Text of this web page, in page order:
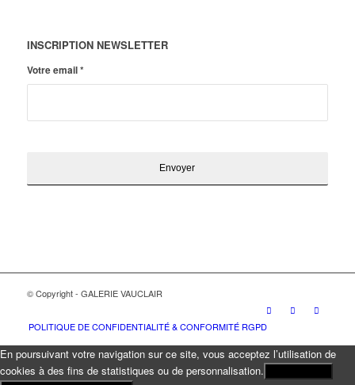
INSCRIPTION NEWSLETTER
Votre email*
© Copyright - GALERIE VAUCLAIR
POLITIQUE DE CONFIDENTIALITÉ & CONFORMITÉ RGPD
En poursuivant votre navigation sur ce site, vous acceptez l’utilisation de
cookies à des fins de statistiques ou de personnalisation.